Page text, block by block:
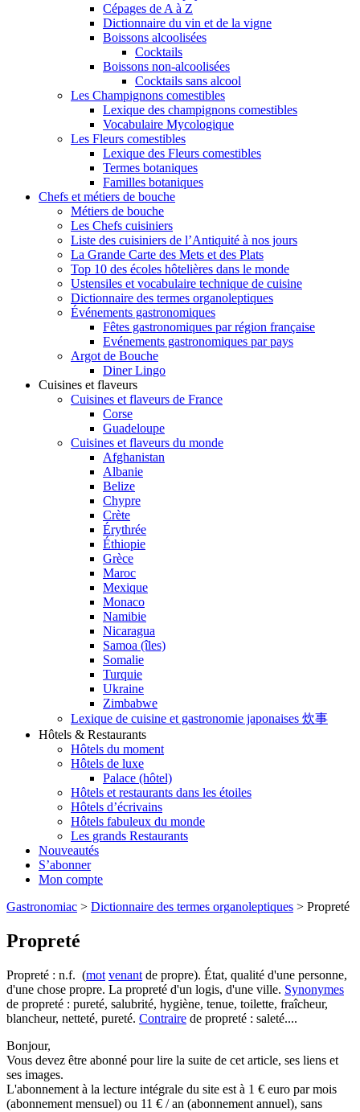
Cépages de A à Z
Dictionnaire du vin et de la vigne
Boissons alcoolisées
Cocktails
Boissons non-alcoolisées
Cocktails sans alcool
Les Champignons comestibles
Lexique des champignons comestibles
Vocabulaire Mycologique
Les Fleurs comestibles
Lexique des Fleurs comestibles
Termes botaniques
Familles botaniques
Chefs et métiers de bouche
Métiers de bouche
Les Chefs cuisiniers
Liste des cuisiniers de l’Antiquité à nos jours
La Grande Carte des Mets et des Plats
Top 10 des écoles hôtelières dans le monde
Ustensiles et vocabulaire technique de cuisine
Dictionnaire des termes organoleptiques
Événements gastronomiques
Fêtes gastronomiques par région française
Evénements gastronomiques par pays
Argot de Bouche
Diner Lingo
Cuisines et flaveurs
Cuisines et flaveurs de France
Corse
Guadeloupe
Cuisines et flaveurs du monde
Afghanistan
Albanie
Belize
Chypre
Crète
Érythrée
Éthiopie
Grèce
Maroc
Mexique
Monaco
Namibie
Nicaragua
Samoa (îles)
Somalie
Turquie
Ukraine
Zimbabwe
Lexique de cuisine et gastronomie japonaises 炊事
Hôtels & Restaurants
Hôtels du moment
Hôtels de luxe
Palace (hôtel)
Hôtels et restaurants dans les étoiles
Hôtels d’écrivains
Hôtels fabuleux du monde
Les grands Restaurants
Nouveautés
S’abonner
Mon compte
Gastronomiac > Dictionnaire des termes organoleptiques > Propreté
Propreté
Propreté : n.f. (mot venant de propre). État, qualité d'une personne,
d'une chose propre. La propreté d'un logis, d'une ville. Synonymes
de propreté : pureté, salubrité, hygiène, tenue, toilette, fraîcheur,
blancheur, netteté, pureté. Contraire de propreté : saleté....
Bonjour,
Vous devez être abonné pour lire la suite de cet article, ses liens et
ses images.
L'abonnement à la lecture intégrale du site est à 1 € euro par mois
(abonnement mensuel) ou 11 € / an (abonnement annuel), sans